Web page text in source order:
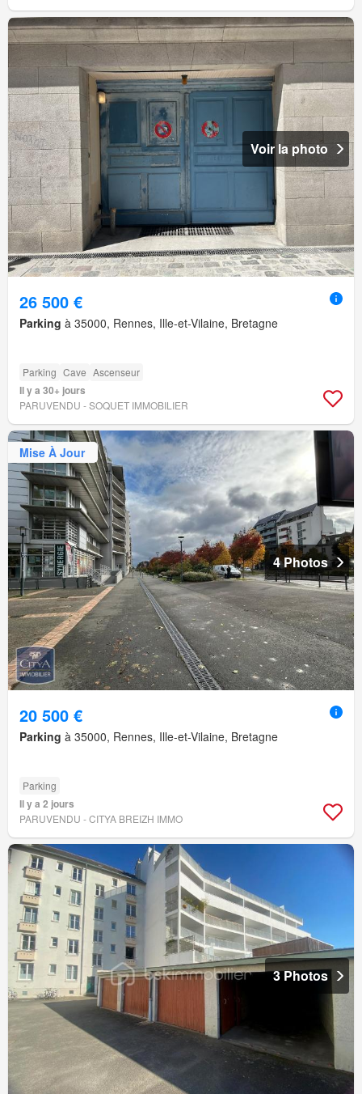
Voir la photo
26 500 €
Parking à 35000, Rennes, Ille-et-Vilaine, Bretagne
Parking Cave Ascenseur
Il y a 30+ jours
PARUVENDU - SOQUET IMMOBILIER
Mise À Jour
4 Photos
20 500 €
Parking à 35000, Rennes, Ille-et-Vilaine, Bretagne
Parking
Il y a 2 jours
PARUVENDU - CITYA BREIZH IMMO
3 Photos